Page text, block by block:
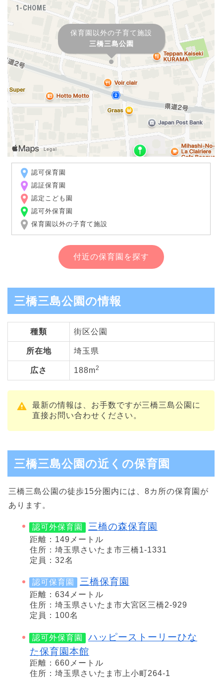
保育園以外の子育て施設
三橋三島公園
認可保育園
認証保育園
認定こども園
認可外保育園
保育園以外の子育て施設
付近の保育園を探す
三橋三島公園の情報
種類 街区公園
所在地 埼玉県
広さ 188m2
最新の情報は、お手数ですが三橋三島公園に
直接お問い合わせください。
三橋三島公園の近くの保育園
三橋三島公園の徒歩15分圏内には、8カ所の保育園が
あります。
認可外保育園 三橋の森保育園
距離：149メートル
住所：埼玉県さいたま市三橋1-1331
定員：32名
認可保育園 三橋保育園
距離：634メートル
住所：埼玉県さいたま市大宮区三橋2-929
定員：100名
認可外保育園
ハッピーストーリーひな
た保育園本館
距離：660メートル
住所：埼玉県さいたま市上小町264-1